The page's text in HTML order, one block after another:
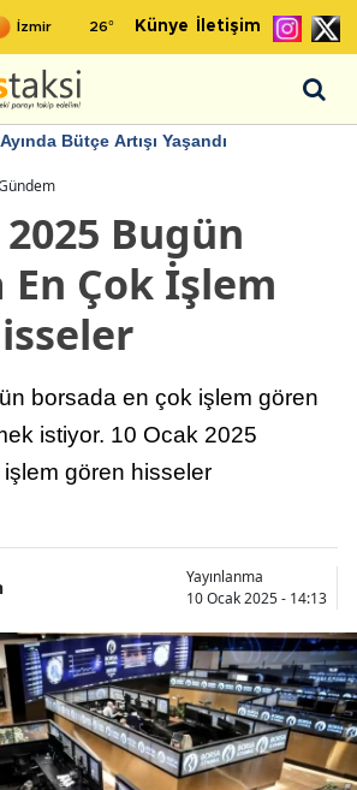
26° Künye İletişim
Bütçe Artışı Yaşandı
Bugün
En Çok İşlem
borsada en çok işlem gören
istiyor. 10 Ocak 2025
gören hisseler
Yayınlanma
10 Ocak 2025 - 14:13